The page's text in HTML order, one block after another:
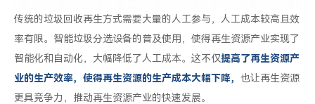
传统的垃圾回收再生方式需要大量的人工参与，人工成本较高且效
率有限。智能垃圾分选设备的普及使用，使得再生资源产业实现了
智能化和自动化，大幅降低了人工成本。这不仅提高了再生资源产
业的生产效率，使得再生资源的生产成本大幅下降， 也让再生资源
更具竞争力，推动再生资源产业的快速发展。